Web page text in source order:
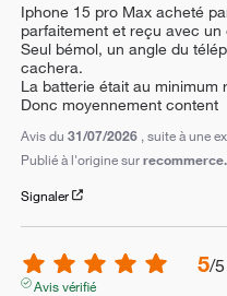
Iphone 15 pro Max acheté
parfaitement et reçu avec
Seul bémol, un angle du
cachera.
La batterie était au minimum
Donc moyennement content
Avis du 31/07/2026 , suite à une
Publié à l'origine sur
Signaler
5/5
Avis vérifié